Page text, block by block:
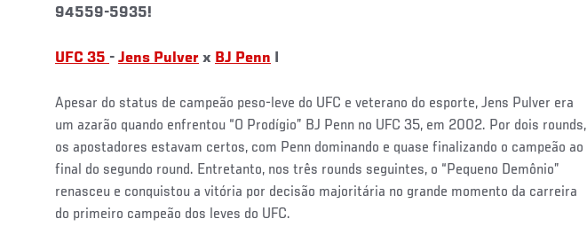
94559-5935!
UFC 35 - Jens Pulver x BJ Penn
Apesar do status de campeão peso-leve do UFC e veterano do esporte, Jens Pulver era
um azarão quando enfrentou “O Prodígio” BJ Penn no UFC 35, em 2002. Por dois rounds,
os apostadores estavam certos, com Penn dominando e quase finalizando o campeão ao
final do segundo round. Entretanto, nos três rounds seguintes, o “Pequeno Demônio”
renasceu e conquistou a vitória por decisão majoritária no grande momento da carreira
do primeiro campeão dos leves do UFC.